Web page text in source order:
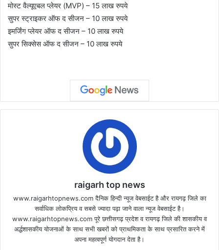
मोस्ट वैल्यूएबल प्लेयर (MVP) – 15 लाख रुपये
सुपर स्ट्राइकर ऑफ द सीजन – 10 लाख रुपये
इमर्जिंग प्लेयर ऑफ द सीजन – 10 लाख रुपये
सुपर सिक्सेस ऑफ द सीजन – 10 लाख रुपये
raigarh top news
www.raigarhtopnews.com दैनिक हिन्दी न्यूज वेबसाईट है और रायगढ़ जिले का
सर्वाधिक लोकप्रिय व सबसे ज्यादा पढ़ा जाने वाला न्यूज वेबसाईट है।
www.raigarhtopnews.com पूरे छत्तीसगढ़ प्रदेश व रायगढ़ जिले की शासकीय व
अर्द्धशासकीय योजनाओं के साथ सभी खबरों को प्राथमिकता के साथ प्रसारित करने में
अपना महत्वपूर्ण योगदान देता है।